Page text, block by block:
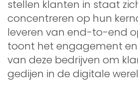
stellen klanten in staat
concentreren op hun
leveren van end-to-end
toont het engagement
van deze bedrijven om
gedijen in de digitale